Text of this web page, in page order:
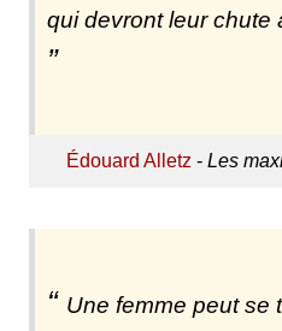
qui devront leur chute
Édouard Alletz -Les
Une femme peut se